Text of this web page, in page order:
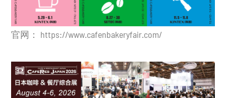
官网： https://www.cafenbakeryfair.com/